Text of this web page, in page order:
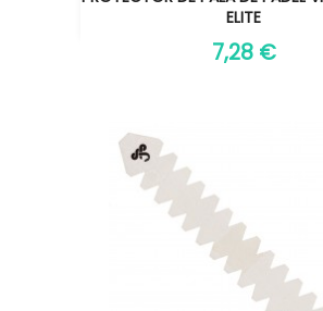
ELITE
7,28 €